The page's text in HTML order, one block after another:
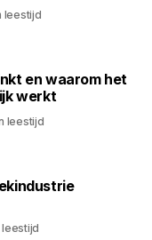
leestijd
en waarom het
werkt
leestijd
leestijd